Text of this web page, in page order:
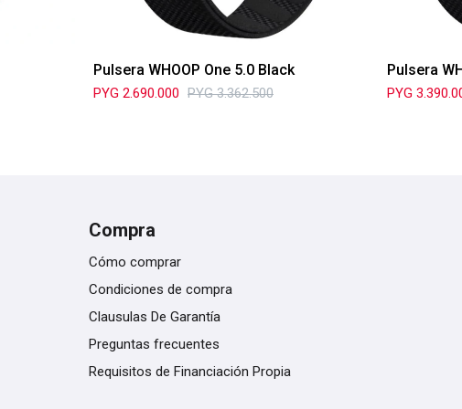
Pulsera WHOOP One 5.0 Black
PYG 2.690.000 PYG 3.362.500
Pulsera
PYG
Compra
Cómo comprar
Condiciones de compra
Clausulas De Garantía
Preguntas frecuentes
Requisitos de Financiación Propia